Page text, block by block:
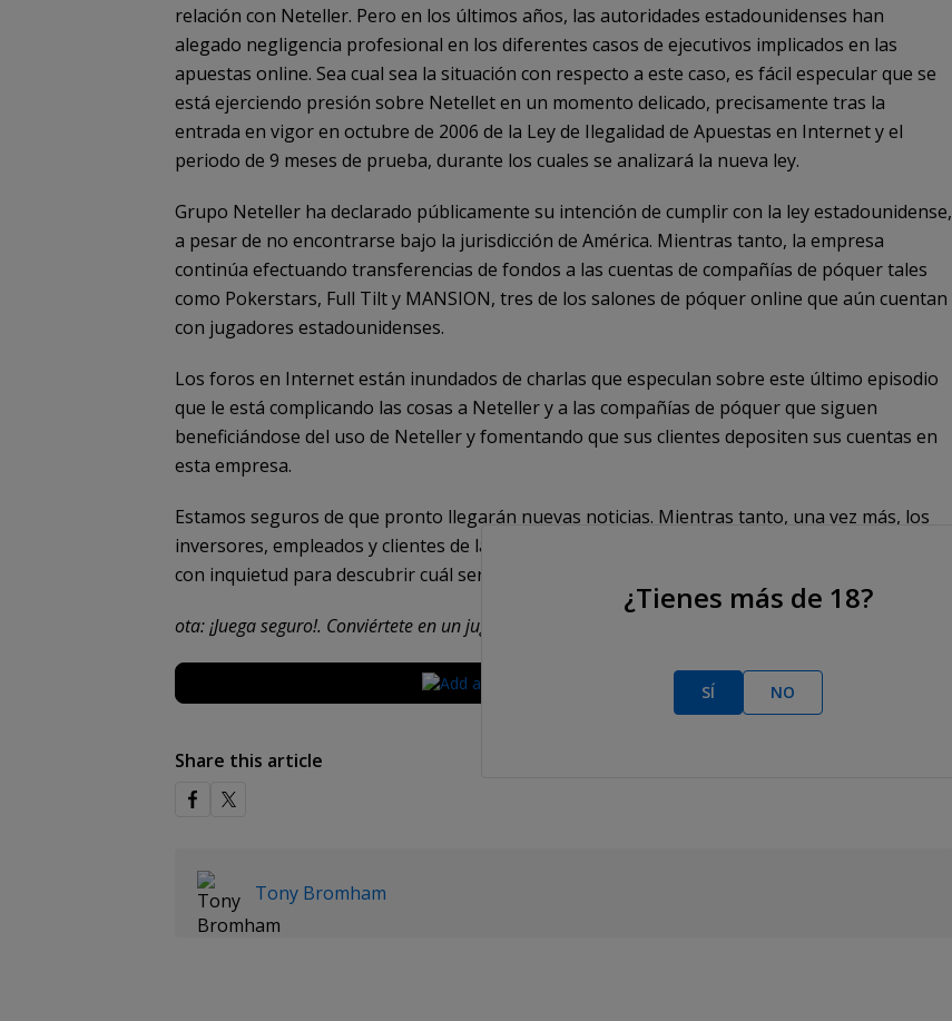
relación con Neteller. Pero en los últimos años, las autoridades estadounidenses han
alegado negligencia profesional en los diferentes casos de ejecutivos implicados en las
apuestas online. Sea cual sea la situación con respecto a este caso, es fácil especular que se
está ejerciendo presión sobre Netellet en un momento delicado, precisamente tras la
entrada en vigor en octubre de 2006 de la Ley de Ilegalidad de Apuestas en Internet y el
periodo de 9 meses de prueba, durante los cuales se analizará la nueva ley.
Grupo Neteller ha declarado públicamente su intención de cumplir con la ley estadounidense,
a pesar de no encontrarse bajo la jurisdicción de América. Mientras tanto, la empresa
continúa efectuando transferencias de fondos a las cuentas de compañías de póquer tales
como Pokerstars, Full Tilt y MANSION, tres de los salones de póquer online que aún cuentan
con jugadores estadounidenses.
Los foros en Internet están inundados de charlas que especulan sobre este último episodio
que le está complicando las cosas a Neteller y a las compañías de póquer que siguen
beneficiándose del uso de Neteller y fomentando que sus clientes depositen sus cuentas en
esta empresa.
Estamos seguros de que pronto llegarán nuevas noticias. Mientras tanto, una vez más, los
inversores, empleados y clientes de la industria del juego en todo el mundo, deberán esperar
con inquietud para descubrir cuál será el próximo paso del "Tío Sam" .
ota: ¡Juega seguro!. Conviértete en un jugador de póquer profesional en PokerProForAYear,.
Share this article
Tony Bromham
¿Tienes más de 18?
SÍ NO